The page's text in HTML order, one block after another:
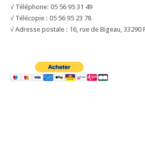
√ Téléphone: 05 56 95 31 49
√ Télécopie : 05 56 95 23 78
√ Adresse postale : 16, rue de Bigeau, 33290